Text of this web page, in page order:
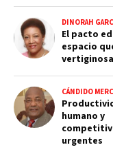
DINORAH
El pacto
espacio
CÁNDIDO
humano y
urgentes